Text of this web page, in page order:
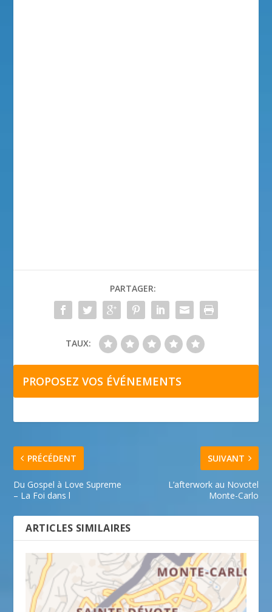
PARTAGER:
TAUX:
PROPOSEZ VOS ÉVÉNEMENTS
PRÉCÉDENT
Du Gospel à Love Supreme
– La Foi dans l
SUIVANT
L’afterwork au Novotel
Monte-Carlo
ARTICLES SIMILAIRES